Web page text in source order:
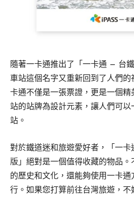
隨著一卡通推出了「一卡通 – 台
車站這個名字又重新回到了人們
卡通不僅是一張票證，更是一個
站的站牌為設計元素，讓人們可
站。
對於鐵道迷和旅遊愛好者，「一
版」絕對是一個值得收藏的物品
的歷史和文化，還能夠使用一卡
行。如果您打算前往台灣旅遊，